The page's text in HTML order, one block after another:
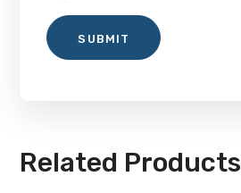
Related Products